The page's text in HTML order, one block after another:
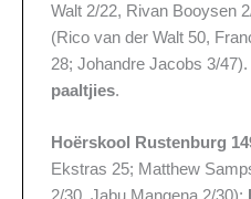
Walt 2/22, Rivan Booysen
(Rico van der Walt 50,
28; Johandre Jacobs 3/47).
paaltjies.
Hoërskool Rustenburg
Ekstras 25; Matthew